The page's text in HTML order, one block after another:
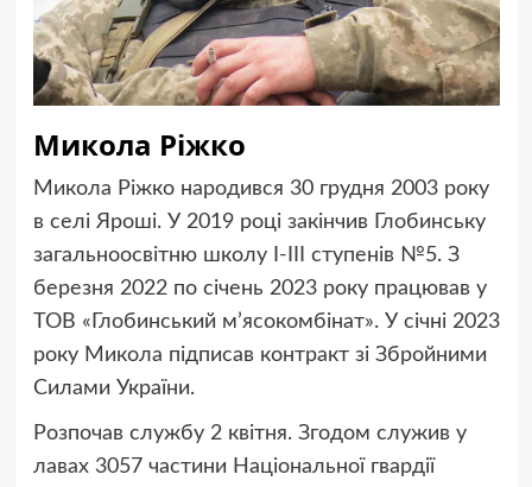
Микола Ріжко
Микола Ріжко народився 30 грудня 2003 року
в селі Яроші. У 2019 році закінчив Глобинську
загальноосвітню школу І-ІІІ ступенів №5. З
березня 2022 по січень 2023 року працював у
ТОВ «Глобинський м’ясокомбінат». У січні 2023
року Микола підписав контракт зі Збройними
Силами України.
Розпочав службу 2 квітня. Згодом служив у
лавах 3057 частини Національної гвардії